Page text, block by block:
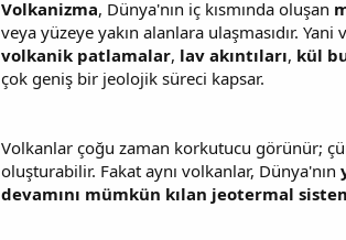
Volkanizma, Dünya'nın iç kısmında oluşan
veya yüzeye yakın alanlara ulaşmasıdır. Yani
volkanik patlamalar, lav akıntıları, kül
çok geniş bir jeolojik süreci kapsar.
Volkanlar çoğu zaman korkutucu görünür;
oluşturabilir. Fakat aynı volkanlar, Dünya'nın
devamını mümkün kılan jeotermal